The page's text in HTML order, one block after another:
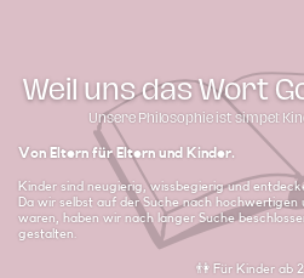
Weil uns das Wort
Unsere Philosophie ist simpel:
Von Eltern für Eltern und Kinder.
Kinder sind neugierig, wissbegierig und
Da wir selbst auf der Suche nach hochwertigen
waren, ​haben wir nach langer Suche
gestalten.
👫 Für Kinder ab